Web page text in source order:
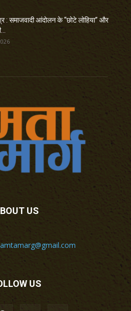
: समाजवादी आंदोलन के “छोटे लोहिया” और
US
US